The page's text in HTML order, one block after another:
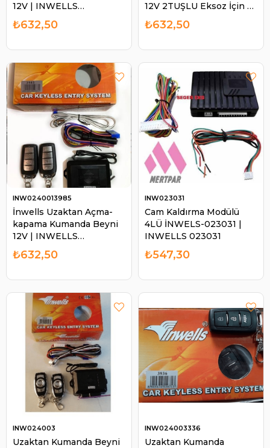
12V | INWELLS
0240013863
₺632,50
12V 2TUŞLU Eksoz İçin 2
İki Tuşlu Aç Kapa |
INWELLS 0240013883
₺632,50
İnwells Uzaktan Açma-
kapama Kumanda Beyni
12V | INWELLS
0240013985
INW0240013985
₺632,50
Cam Kaldırma Modülü
4LÜ İNWELS-023031 |
INWELLS 023031
INW023031
₺547,30
Uzaktan Kumanda Beyni
INW024003
Uzaktan Kumanda
INW024003336